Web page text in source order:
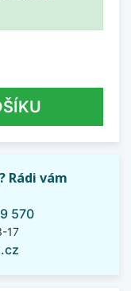
Rádi vám
570
17